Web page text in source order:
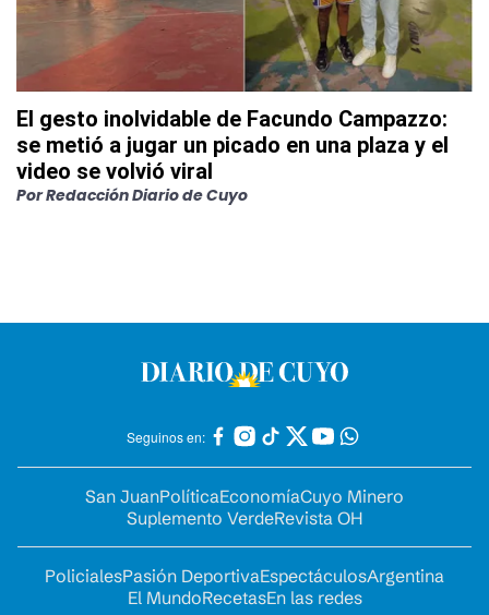
El gesto inolvidable de Facundo Campazzo:
se metió a jugar un picado en una plaza y el
video se volvió viral
PorRedacción Diario de Cuyo
Seguinos en:
San JuanPolíticaEconomíaCuyo Minero
Suplemento VerdeRevista OH
PolicialesPasión DeportivaEspectáculosArgentina
El MundoRecetasEn las redes